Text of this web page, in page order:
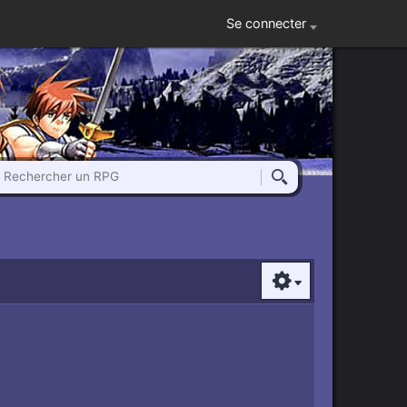
Se connecter
un RPG
Rechercher
Options